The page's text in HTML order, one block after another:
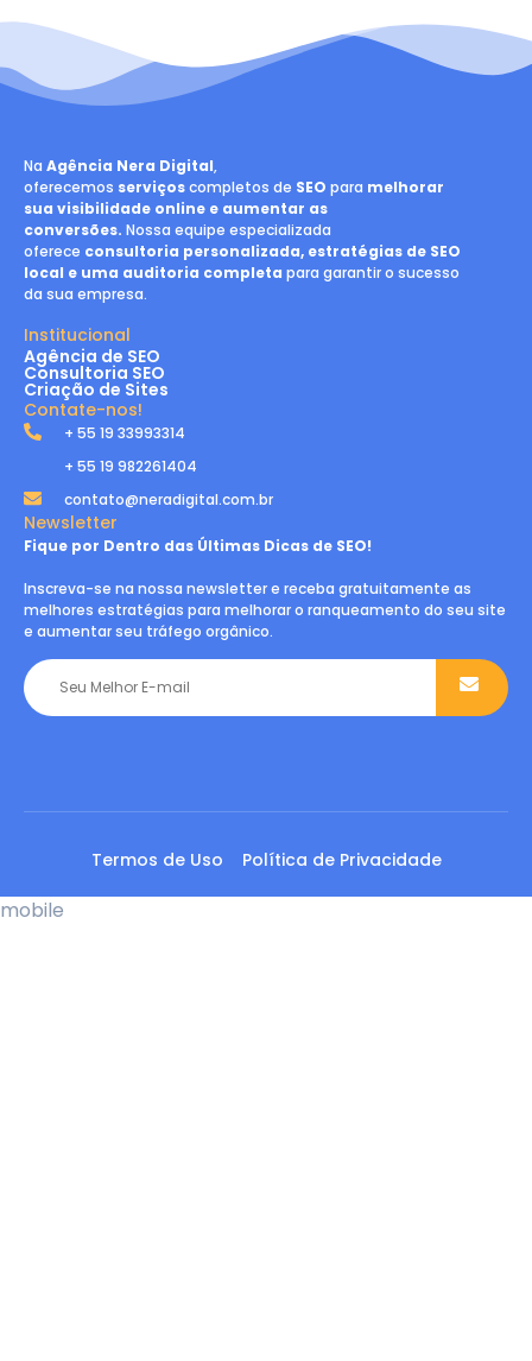
Na Agência Nera Digital,
oferecemos serviçoscompletos de SEO para melhorar
sua visibilidade online e aumentar as
conversões. Nossa equipe especializada
oferece consultoria personalizada, estratégias de SEO
local e uma auditoria completa para garantir o sucesso
da sua empresa.
Institucional
Agência de SEO
Consultoria SEO
Criação de Sites
Contate-nos!
+ 55 19 33993314
+ 55 19 982261404
contato@neradigital.com.br
Newsletter
Fique por Dentro das Últimas Dicas de SEO!
Inscreva-se na nossa newsletter e receba gratuitamente as
melhores estratégias para melhorar o ranqueamento do seu site
e aumentar seu tráfego orgânico.
Termos de Uso Política de Privacidade